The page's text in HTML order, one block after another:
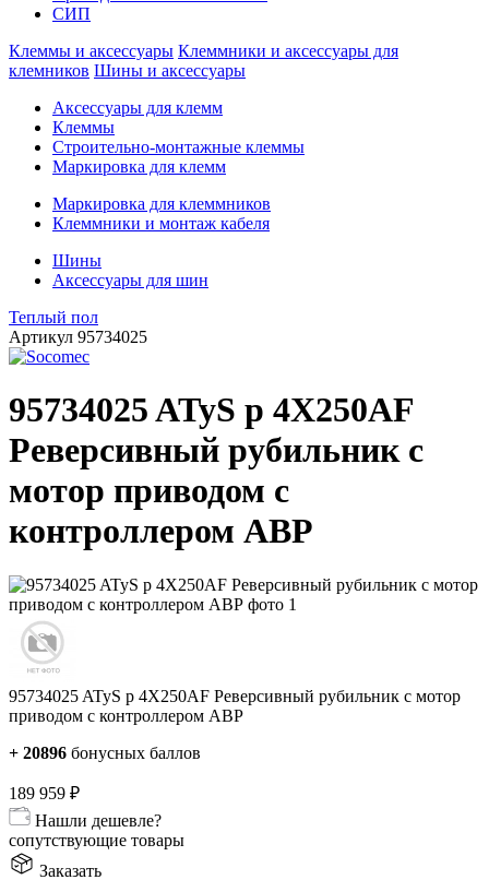
СИП
Клеммы и аксессуары Клеммники и аксессуары для
клемников Шины и аксессуары
Аксессуары для клемм
Клеммы
Строительно-монтажные клеммы
Маркировка для клемм
Маркировка для клеммников
Клеммники и монтаж кабеля
Шины
Аксессуары для шин
Теплый пол
Артикул 95734025
95734025 ATyS p 4X250AF
Реверсивный рубильник с
мотор приводом с
контроллером АВР
95734025 ATyS p 4X250AF Реверсивный рубильник с мотор
приводом с контроллером АВР
+ 20896 бонусных баллов
189 959 ₽
Нашли дешевле?
сопутствующие товары
Заказать